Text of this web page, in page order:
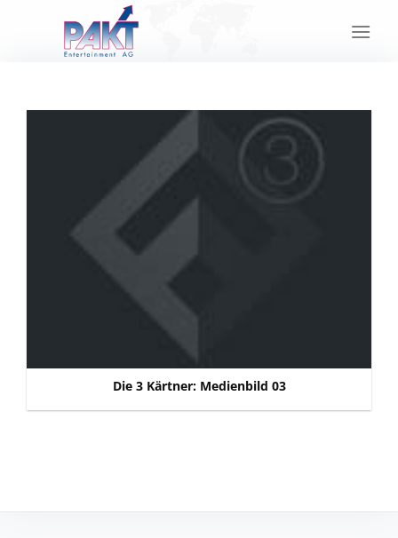
Die 3 Kärtner: Medienbild 03